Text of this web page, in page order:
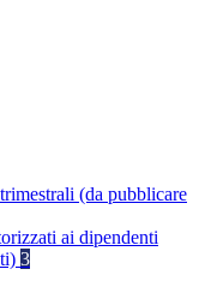
(da pubblicare
ai dipendenti
3